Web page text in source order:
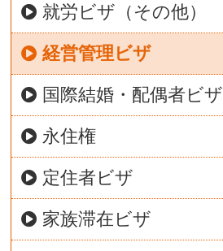
就労ビザ（その他）
経営管理ビザ
国際結婚・配偶者ビザ
永住権
定住者ビザ
家族滞在ビザ